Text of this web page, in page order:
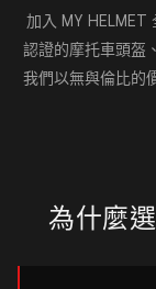
加入 MY HELMET
認證的摩托車頭盔
我們以無與倫比的
為什麼選